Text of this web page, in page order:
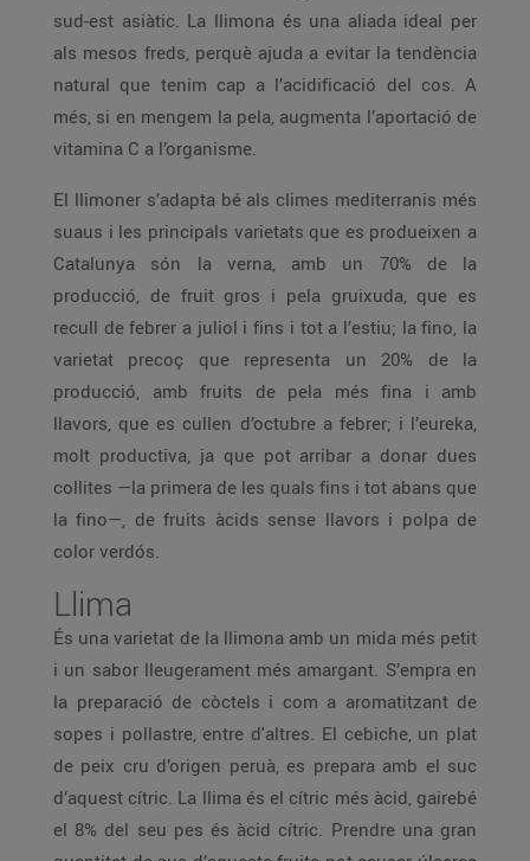
sud-est asiàtic. La llimona és una aliada ideal per
als mesos freds, perquè ajuda a evitar la tendència
natural que tenim cap a l’acidificació del cos. A
més, si en mengem la pela, augmenta l’aportació de
vitamina C a l’organisme.
El llimoner s’adapta bé als climes mediterranis més
suaus i les principals varietats que es produeixen a
Catalunya són la verna, amb un 70% de la
producció, de fruit gros i pela gruixuda, que es
recull de febrer a juliol i fins i tot a l’estiu; la fino, la
varietat precoç que representa un 20% de la
producció, amb fruits de pela més fina i amb
llavors, que es cullen d’octubre a febrer; i l’eureka,
molt productiva, ja que pot arribar a donar dues
collites —la primera de les quals fins i tot abans que
la fino—, de fruits àcids sense llavors i polpa de
color verdós.
Llima
És una varietat de la llimona amb un mida més petit
i un sabor lleugerament més amargant. S’empra en
la preparació de còctels i com a aromatitzant de
sopes i pollastre, entre d'altres. El cebiche, un plat
de peix cru d’origen peruà, es prepara amb el suc
d’aquest cítric. La llima és el cítric més àcid, gairebé
el 8% del seu pes és àcid cítric. Prendre una gran